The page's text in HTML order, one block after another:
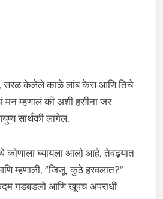
सरळ केलेले काळे लांब केस आणि तिचे
म्हणालं की अशी हसीना जर
सार्थकी लागेल.
कोणाला घ्यायला आलो आहे. तेवढ्यात
म्हणाली, “जिजू, कुठे हरवलात?”
गडबडलो आणि खूपच अपराधी